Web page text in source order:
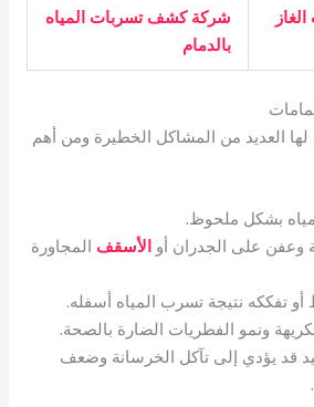
شركة كشف تسربات المياه
بالدمام
العديد من المشاكل الخطيرة ومن أهم
بشكل ملحوظ.
وعفن على الجدران أوالأسقف المجاورة
تفككه نتيجة تسرب المياه أسفله.
ونمو الفطريات الضارة بالصحة.
قد يؤدي إلى تآكل الخرسانة وضعف